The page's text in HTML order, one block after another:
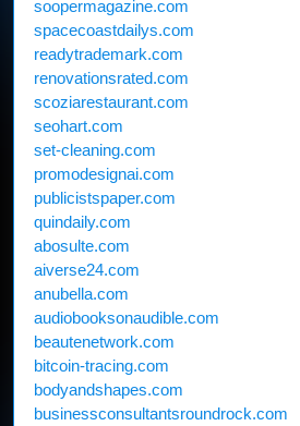
soopermagazine.com
spacecoastdailys.com
readytrademark.com
renovationsrated.com
scoziarestaurant.com
seohart.com
set-cleaning.com
promodesignai.com
publicistspaper.com
quindaily.com
abosulte.com
aiverse24.com
anubella.com
audiobooksonaudible.com
beautenetwork.com
bitcoin-tracing.com
bodyandshapes.com
businessconsultantsroundrock.com